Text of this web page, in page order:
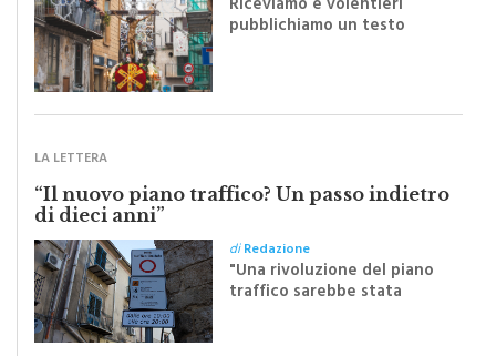
diRedazione
Riceviamo e volentieri
Sapienza all'indomani della
LA LETTERA
“Il nuovo piano traffico? Un passo indietro
di dieci anni”
diRedazione
"Una rivoluzione del piano